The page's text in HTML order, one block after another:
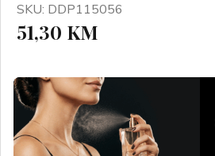
SKU: DDP115056
51,30 KM